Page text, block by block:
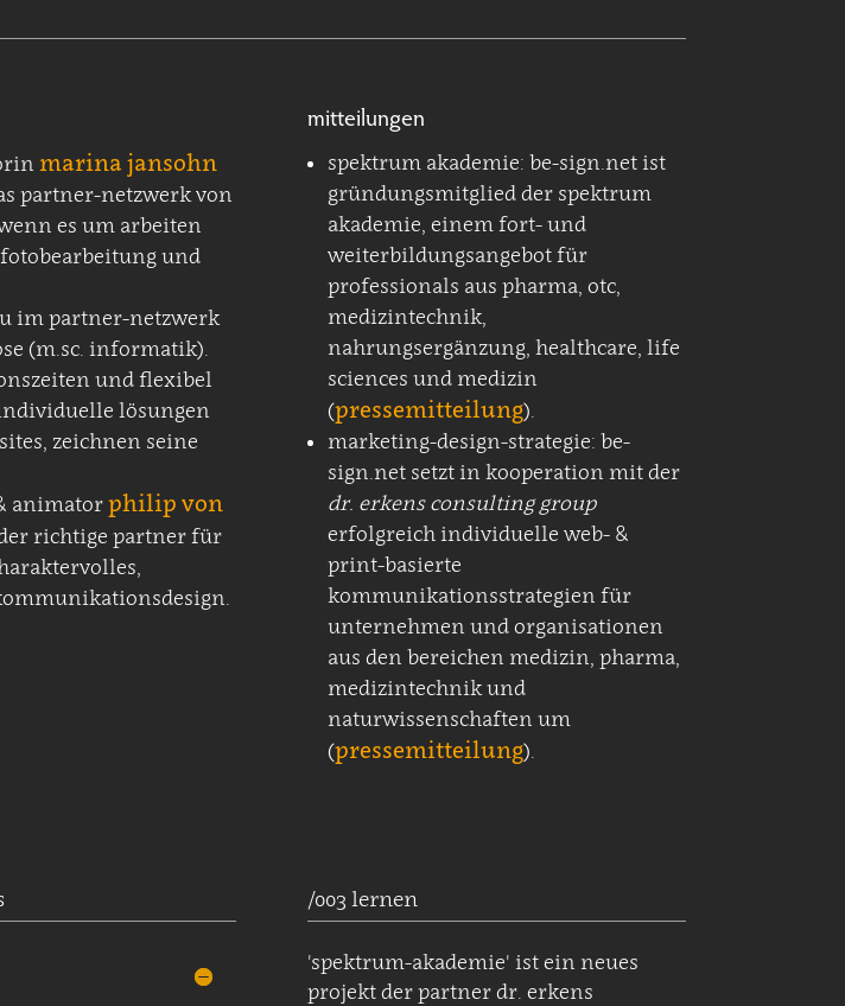
marina jansohn
partner-netzwerk von
es um arbeiten
und
im partner-netzwerk
(m.sc. informatik).
und flexibel
lösungen
zeichnen seine
animator philip von
der richtige partner für
mitteilungen
spektrum akademie: be-sign.net ist
gründungsmitglied der spektrum
akademie, einem fort- und
weiterbildungsangebot für
professionals aus pharma, otc,
medizintechnik,
nahrungsergänzung, healthcare, life
sciences und medizin
(pressemitteilung).
marketing-design-strategie: be-
sign.net setzt in kooperation mit der
dr. erkens consulting group
erfolgreich individuelle web- &
print-basierte
kommunikationsstrategien für
unternehmen und organisationen
aus den bereichen medizin, pharma,
medizintechnik und
naturwissenschaften um
(pressemitteilung).
/003 lernen
'spektrum-akademie' ist ein neues
projekt der partner dr. erkens